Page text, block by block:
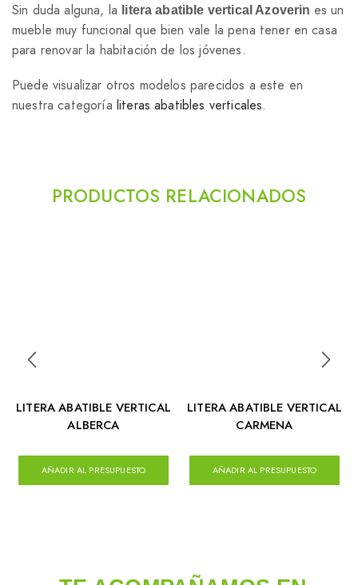
Sin duda alguna, la
litera abatible vertical Azoverin es un
mueble muy funcional que bien vale la pena tener en casa
para renovar la habitación de los jóvenes.
Puede visualizar otros modelos parecidos a este en
nuestra categoría literas abatibles verticales.
PRODUCTOS RELACIONADOS
LITERA ABATIBLE VERTICAL
ALBERCA
AÑADIR AL PRESUPUESTO
LITERA ABATIBLE VERTICAL
CARMENA
AÑADIR AL PRESUPUESTO